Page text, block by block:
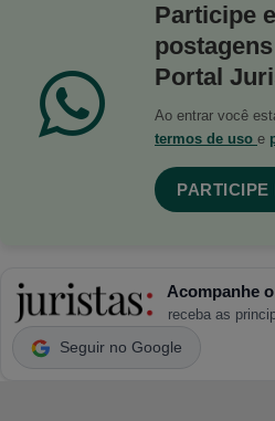
Participe
Portal
Ao entrar você
termos de uso e
Acompanhe
receba as
Seguir no Google